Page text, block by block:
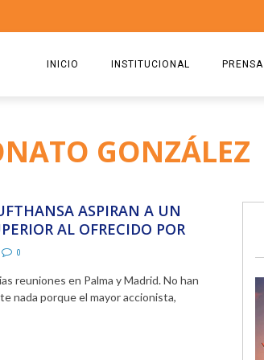
INICIO INSTITUCIONAL
ESTATUTO
RICARDO CIRIELLI
PRENSA
2025
GONZÁLEZ
ASPIRAN A UN
AL OFRECIDO POR
0
reuniones en Palma y Madrid. No han
nada porque el mayor accionista,